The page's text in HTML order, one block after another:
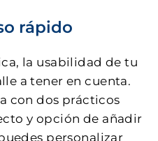
rápido
la usabilidad de tu
a tener en cuenta.
con dos prácticos
y opción de añadir
personalizar